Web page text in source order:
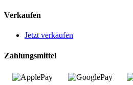
Verkaufen
Jetzt verkaufen
Zahlungsmittel